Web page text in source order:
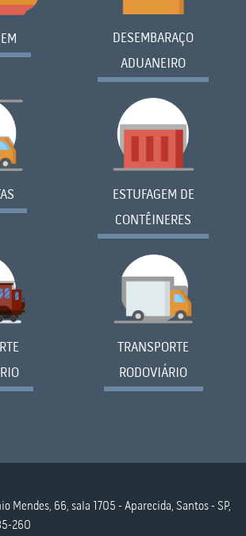
DESEMBARAÇO
ADUANEIRO
ESTUFAGEM DE
CONTÊINERES
TRANSPORTE
RODOVIÁRIO
Mendes, 66, sala 1705 - Aparecida, Santos - SP,
260